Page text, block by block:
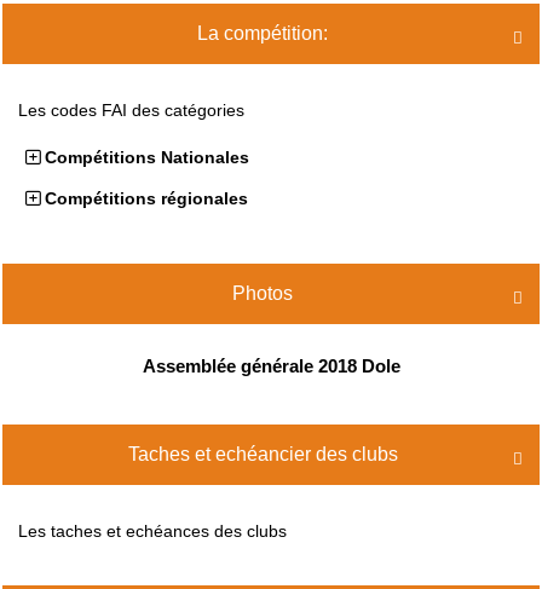

La compétition:
Les codes FAI des catégories
Compétitions Nationales
Compétitions régionales

Photos
Assemblée générale 2018 Dole

Taches et echéancier des clubs
Les taches et echéances des clubs